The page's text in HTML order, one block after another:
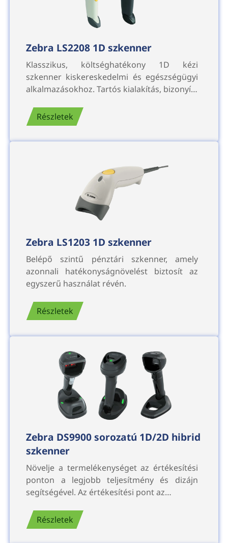
Zebra LS2208 1D szkenner
Klasszikus, költséghatékony 1D kézi
szkenner kiskereskedelmi és egészségügyi
alkalmazásokhoz. Tartós kialakítás, bizonyí…
Részletek
Zebra LS1203 1D szkenner
Belépő szintű pénztári szkenner, amely
azonnali hatékonyságnövelést biztosít az
egyszerű használat révén.
Részletek
Zebra DS9900 sorozatú 1D/2D hibrid
szkenner
Növelje a termelékenységet az értékesítési
ponton a legjobb teljesítmény és dizájn
segítségével. Az értékesítési pont az…
Részletek